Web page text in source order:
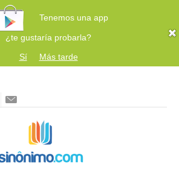
Tenemos una app
¿te gustaría probarla?
Sí
Más tarde